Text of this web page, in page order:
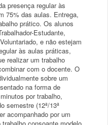
presença regular às
75% das aulas. Entrega,
prático. Os alunos
Estudante,
e não estejam
às aulas práticas,
realizar um trabalho
com o docente. O
sobre um
na forma de
por trabalho,
semestre (12ª/13ª
acompanhado por um